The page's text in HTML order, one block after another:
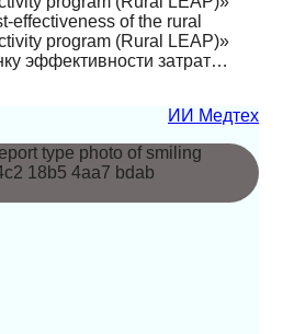
effectiveness of the rural
program (Rural LEAP)»
эффективности затрат…
ИИ Медтех